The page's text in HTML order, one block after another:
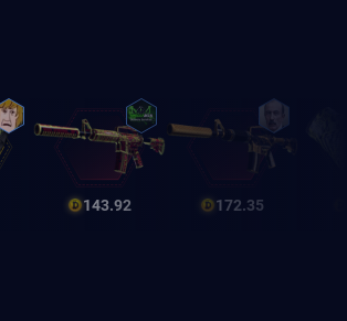
143.92 172.35